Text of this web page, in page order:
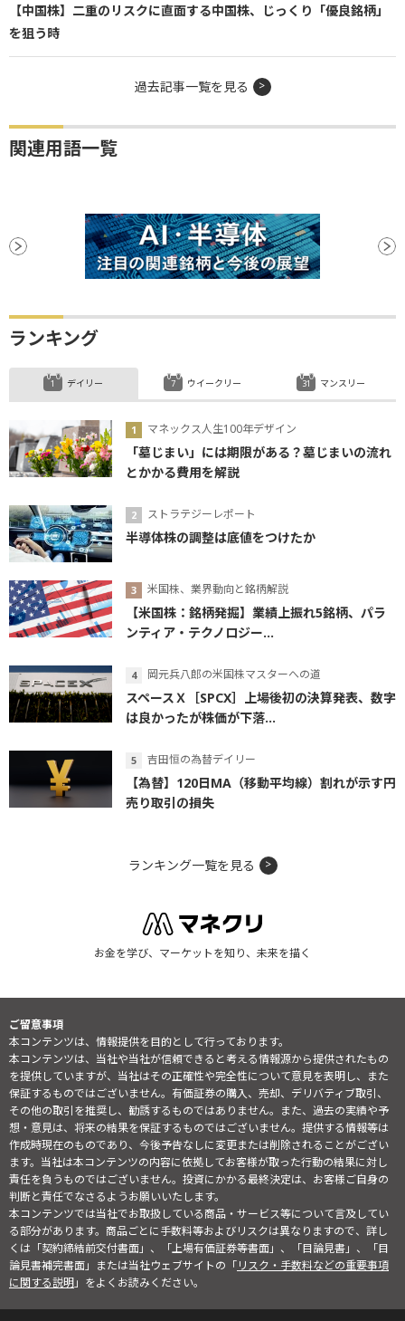
【中国株】二重のリスクに直面する中国株、じっくり「優良銘柄」
を狙う時
過去記事一覧を見る
関連用語一覧
ランキング
デイリー
マネックス人生100年デザイン
「墓じまい」には期限がある？墓じまいの流れ
とかかる費用を解説
ストラテジーレポート
半導体株の調整は底値をつけたか
米国株、業界動向と銘柄解説
【米国株：銘柄発掘】業績上振れ5銘柄、パラ
ンティア・テクノロジー...
岡元兵八郎の米国株マスターへの道
スペースＸ［SPCX］上場後初の決算発表、数字
は良かったが株価が下落...
吉田恒の為替デイリー
【為替】120日MA（移動平均線）割れが示す円
売り取引の損失
ウイークリー マンスリー
ランキング一覧を見る
お金を学び、マーケットを知り、未来を描く
ご留意事項
本コンテンツは、情報提供を目的として行っております。
本コンテンツは、当社や当社が信頼できると考える情報源から提供されたもの
を提供していますが、当社はその正確性や完全性について意見を表明し、また
保証するものではございません。有価証券の購入、売却、デリバティブ取引、
その他の取引を推奨し、勧誘するものではありません。また、過去の実績や予
想・意見は、将来の結果を保証するものではございません。提供する情報等は
作成時現在のものであり、今後予告なしに変更または削除されることがござい
ます。当社は本コンテンツの内容に依拠してお客様が取った行動の結果に対し
責任を負うものではございません。投資にかかる最終決定は、お客様ご自身の
判断と責任でなさるようお願いいたします。
本コンテンツでは当社でお取扱している商品・サービス等について言及してい
る部分があります。商品ごとに手数料等およびリスクは異なりますので、詳し
くは「契約締結前交付書面」、「上場有価証券等書面」、「目論見書」、「目
論見書補完書面」または当社ウェブサイトの「リスク・手数料などの重要事項
に関する説明」をよくお読みください。